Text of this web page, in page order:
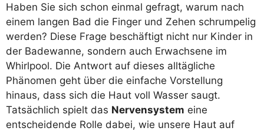
Haben Sie sich schon einmal gefragt, warum nach
einem langen Bad die Finger und Zehen schrumpelig
werden? Diese Frage beschäftigt nicht nur Kinder in
der Badewanne, sondern auch Erwachsene im
Whirlpool. Die Antwort auf dieses alltägliche
Phänomen geht über die einfache Vorstellung
hinaus, dass sich die Haut voll Wasser saugt.
Tatsächlich spielt das Nervensystem eine
entscheidende Rolle dabei, wie unsere Haut auf